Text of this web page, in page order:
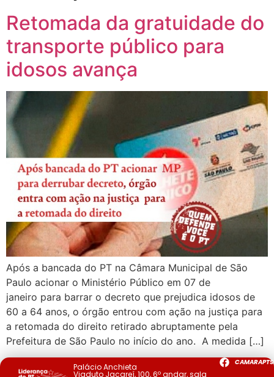
Retomada da gratuidade do
transporte público para
idosos avança
Após a bancada do PT na Câmara Municipal de São
Paulo acionar o Ministério Público em 07 de
janeiro para barrar o decreto que prejudica idosos de
60 a 64 anos, o órgão entrou com ação na justiça para
a retomada do direito retirado abruptamente pela
Prefeitura de São Paulo no início do ano. A medida […]
Palácio Anchieta
Viaduto Jacareí, 100, 6º andar, sala